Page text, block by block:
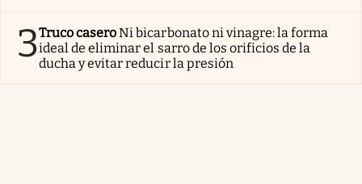
3Truco caseroNi bicarbonato ni vinagre: la forma
ideal de eliminar el sarro de los orificios de la
ducha y evitar reducir la presión